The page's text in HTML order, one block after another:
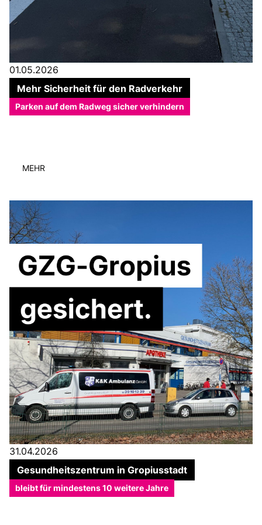
01.05.2026
Mehr Sicherheit für den Radverkehr
Parken auf dem Radweg sicher verhindern
MEHR
31.04.2026
Gesundheitszentrum in Gropiusstadt
bleibt für mindestens 10 weitere Jahre